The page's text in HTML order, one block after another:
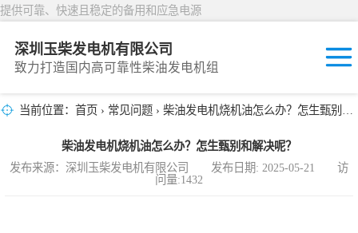
提供可靠、快速且稳定的备用和应急电源
深圳玉柴发电机有限公司
致力打造国内高可靠性柴油发电机组
当前位置： 首页 › 常见问题 › 柴油发电机烧机油怎么办？怎生甄别和解决呢？
柴油发电机烧机油怎么办？怎生甄别和解决呢？
发布来源：深圳玉柴发电机有限公司 发布日期: 2025-05-21 访
问量:1432
固定开放式
封闭撬装式